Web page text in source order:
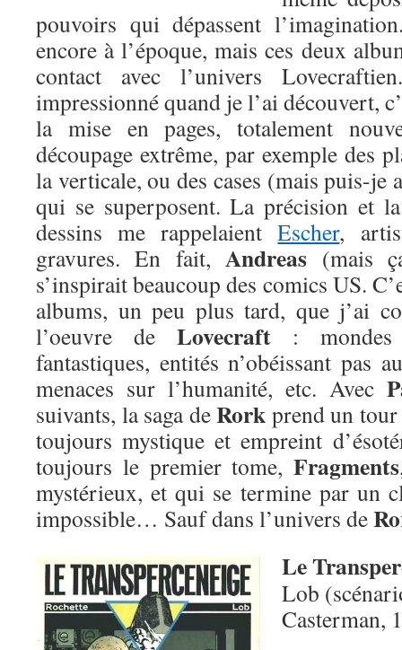
pouvoirs qui dépassent
encore à l’époque, mais ces deux
contact avec l’univers
impressionné quand je l’ai découvert,
la mise en pages, totalement
découpage extrême, par exemple des
la verticale, ou des cases (mais puis-je
qui se superposent. La précision et
dessins me rappelaientEscher,
gravures. En fait,Andreas (mais
s’inspirait beaucoup des comics US.
albums, un peu plus tard, que j’ai
l’oeuvre de Lovecraft : mondes
fantastiques, entités n’obéissant pas
menaces sur l’humanité, etc. Avec
suivants, la saga deRork prend un
toujours mystique et empreint
toujours le premier tome, Fragments
mystérieux, et qui se termine par un
impossible… Sauf dans l’univers de
Le
Lob
Casterman,